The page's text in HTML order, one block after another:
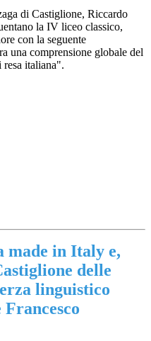
di Castiglione, Riccardo
la IV liceo classico,
con la seguente
una comprensione globale del
italiana".
made in Italy e,
delle
linguistico